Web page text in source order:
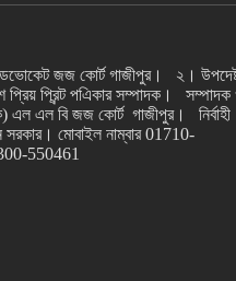
জজ কোর্ট গাজীপুর। ২।
প্রিয় প্রিন্ট পএিকার সম্পাদক।
এল এল বি জজ কোর্ট গাজীপুর। নির্বাহী
মোবাইল নাম্বার 01710-
550461